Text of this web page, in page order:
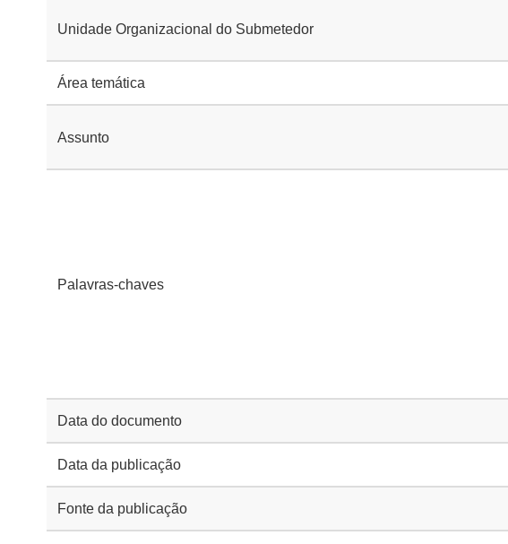
Unidade Organizacional do Submetedor
Área temática
Assunto
Palavras-chaves
Data do documento
Data da publicação
Fonte da publicação